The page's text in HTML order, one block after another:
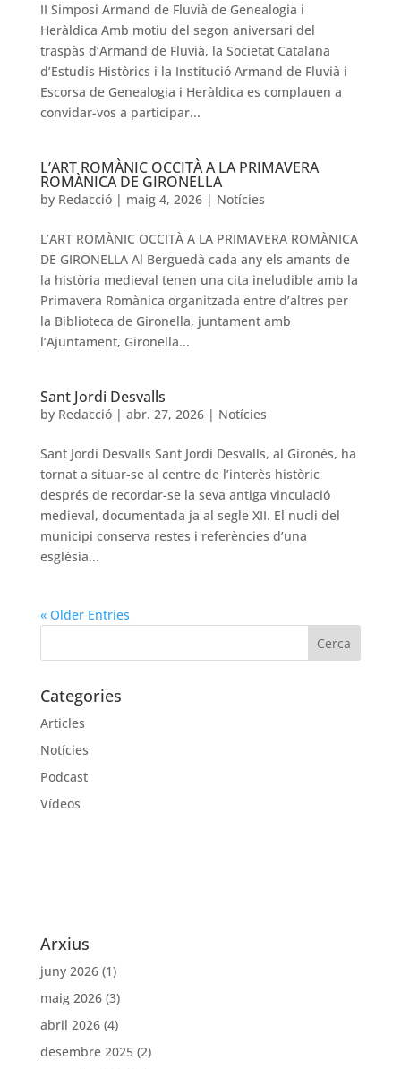
II Simposi Armand de Fluvià de Genealogia i
Heràldica Amb motiu del segon aniversari del
traspàs d’Armand de Fluvià, la Societat Catalana
d’Estudis Històrics i la Institució Armand de Fluvià i
Escorsa de Genealogia i Heràldica es complauen a
convidar-vos a participar...
L’ART ROMÀNIC OCCITÀ A LA PRIMAVERA
ROMÀNICA DE GIRONELLA
by Redacció| maig 4, 2026| Notícies
L’ART ROMÀNIC OCCITÀ A LA PRIMAVERA ROMÀNICA
DE GIRONELLA Al Berguedà cada any els amants de
la història medieval tenen una cita ineludible amb la
Primavera Romànica organitzada entre d’altres per
la Biblioteca de Gironella, juntament amb
l’Ajuntament, Gironella...
Sant Jordi Desvalls
by Redacció| abr. 27, 2026| Notícies
Sant Jordi Desvalls Sant Jordi Desvalls, al Gironès, ha
tornat a situar-se al centre de l’interès històric
després de recordar-se la seva antiga vinculació
medieval, documentada ja al segle XII. El nucli del
municipi conserva restes i referències d’una
església...
« Older Entries
Categories
Articles
Notícies
Podcast
Vídeos
Arxius
juny 2026(1)
maig 2026(3)
abril 2026(4)
desembre 2025(2)